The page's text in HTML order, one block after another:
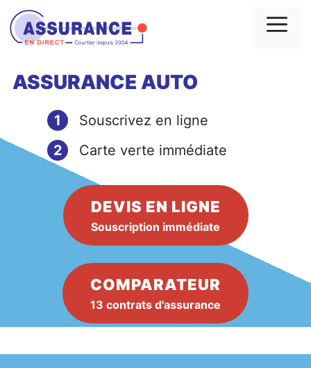
Aller
au
contenu
ASSURANCE AUTO
1
Souscrivez en ligne
2
Carte verte immédiate
DEVIS EN LIGNE
Souscription immédiate
COMPARATEUR
13 contrats d'assurance